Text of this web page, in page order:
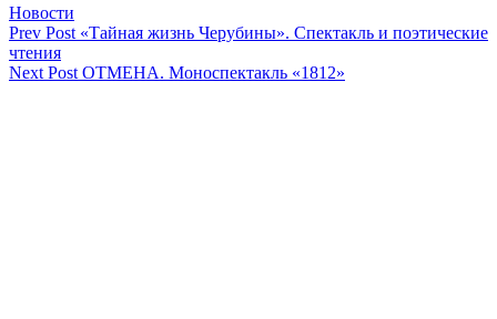
Categories
Новости
Навигация
по
Previous
Post
Prev Post «Тайная жизнь Черубины». Спектакль и поэтические
чтения
Next
Next Post ОТМЕНА. Моноспектакль «1812»